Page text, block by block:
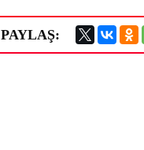
PAYLAŞ: